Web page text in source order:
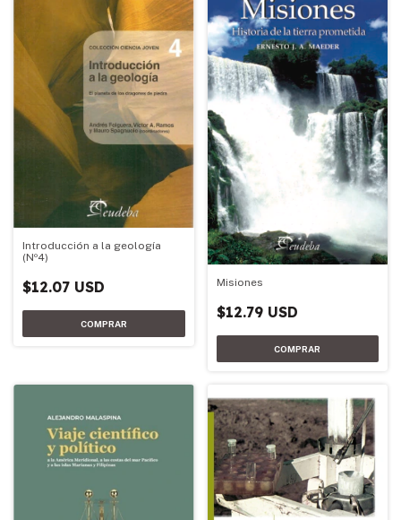
Introducción a la geología
(Nº4)
$12.07 USD Misiones
$12.79 USD